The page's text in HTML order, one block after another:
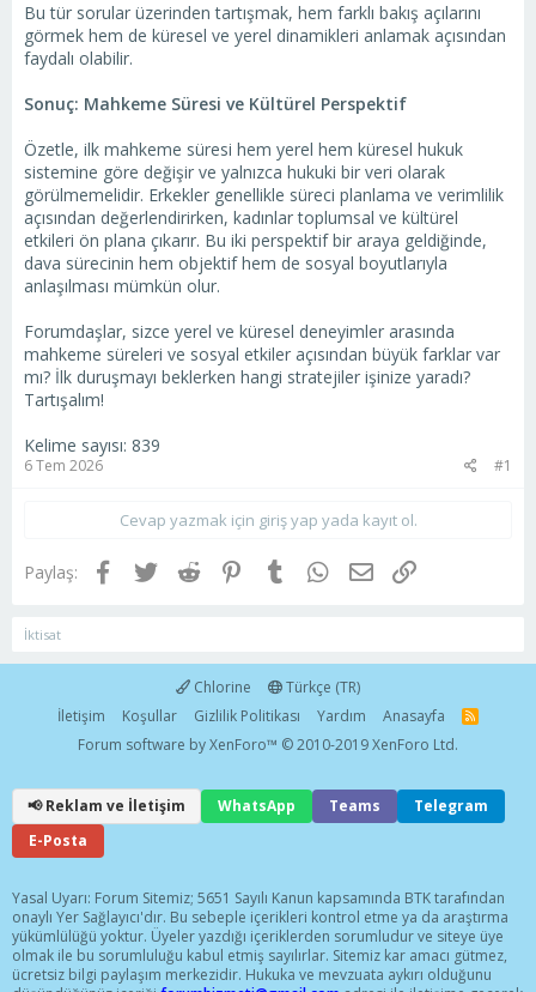
Bu tür sorular üzerinden tartışmak, hem farklı bakış açılarını
görmek hem de küresel ve yerel dinamikleri anlamak açısından
faydalı olabilir.
Sonuç: Mahkeme Süresi ve Kültürel Perspektif
Özetle, ilk mahkeme süresi hem yerel hem küresel hukuk
sistemine göre değişir ve yalnızca hukuki bir veri olarak
görülmemelidir. Erkekler genellikle süreci planlama ve verimlilik
açısından değerlendirirken, kadınlar toplumsal ve kültürel
etkileri ön plana çıkarır. Bu iki perspektif bir araya geldiğinde,
dava sürecinin hem objektif hem de sosyal boyutlarıyla
anlaşılması mümkün olur.
Forumdaşlar, sizce yerel ve küresel deneyimler arasında
mahkeme süreleri ve sosyal etkiler açısından büyük farklar var
mı? İlk duruşmayı beklerken hangi stratejiler işinize yaradı?
Tartışalım!
Kelime sayısı: 839
6 Tem 2026 #1
Cevap yazmak için giriş yap yada kayıt ol.
Paylaş: Facebook
TwitterReddit PinterestTumblrWhatsApp
E-postaLink
İktisat
Chlorine
Türkçe (TR)
İletişim
Koşullar Gizlilik Politikası Yardım Anasayfa
R
Forum software by XenForo™ © 2010-2019 XenForo Ltd.
📢 Reklam ve İletişim WhatsApp Teams
Telegram
E-Posta
Yasal Uyarı: Forum Sitemiz; 5651 Sayılı Kanun kapsamında BTK tarafından
onaylı Yer Sağlayıcı'dır. Bu sebeple içerikleri kontrol etme ya da araştırma
yükümlülüğü yoktur. Üyeler yazdığı içeriklerden sorumludur ve siteye üye
olmak ile bu sorumluluğu kabul etmiş sayılırlar. Sitemiz kar amacı gütmez,
ücretsiz bilgi paylaşım merkezidir. Hukuka ve mevzuata aykırı olduğunu